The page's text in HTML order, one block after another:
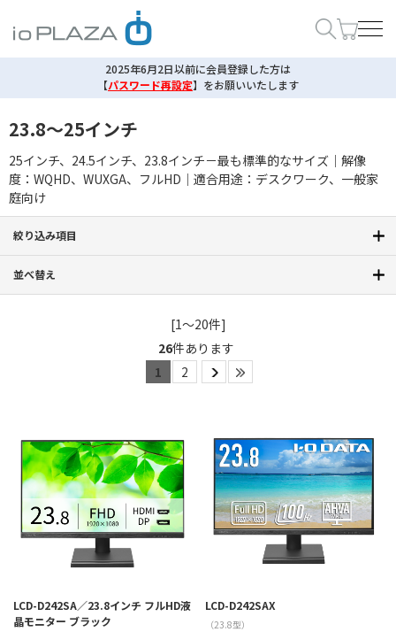
2025年6月2日以前に会員登録した方は
【パスワード再設定】 をお願いいたします
23.8～25インチ
25インチ、24.5インチ、23.8インチ－最も標準的なサイズ｜解像
度：WQHD、WUXGA、フルHD｜適合用途：デスクワーク、一般家
庭向け
絞り込み項目
並べ替え
[1～20件]
26件あります
1
2
LCD-D242SA／23.8インチ フルHD液
晶モニター ブラック
LCD-D242SAX
（23.8型）